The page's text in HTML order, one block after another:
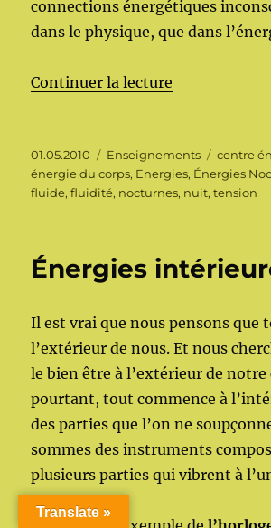
connections énergétiques
dans le physique, que dans
Continuer la lecture
Publié
le
01.05.2010 Catégories
Enseignements centre
énergie du corps, Energies, Énergies
fluide,fluidité, nocturnes, nuit,tension
Énergies
Il est vrai que nous pensons que
l’extérieur de nous. Et nous
le bien être à l’extérieur de notre
pourtant, tout commence à
des parties que l’on ne
sommes des instruments
plusieurs parties qui vibrent à
Translate »